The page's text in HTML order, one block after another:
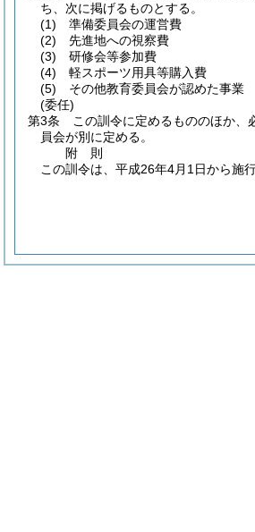
ち、次に掲げるものとする。
(1)
準備委員会の運営費
(2)
先進地への視察費
(3)
研修会等参加費
(4)
軽スポーツ用具等購入費
(5)
その他教育委員会が認めた事業
(委任)
第3条
この訓令に定めるもののほか、
員会が別に定める。
附 則
この訓令は、平成26年4月1日から施行